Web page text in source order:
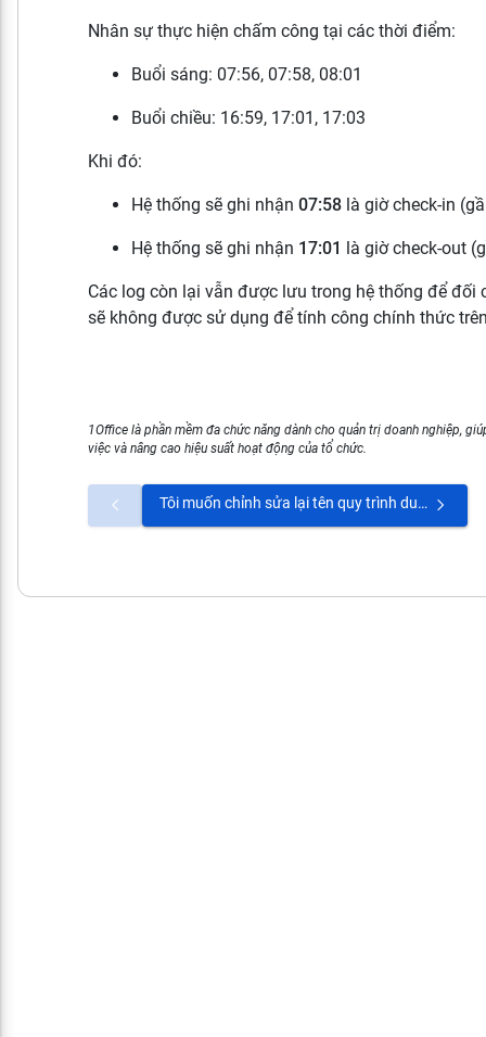
Nhân sự thực hiện chấm công tại các thời điểm:
Buổi sáng: 07:56, 07:58, 08:01
Buổi chiều: 16:59, 17:01, 17:03
Khi đó:
Hệ thống sẽ ghi nhận 07:58 là giờ check-in
Hệ thống sẽ ghi nhận 17:01 là giờ check-out
Các log còn lại vẫn được lưu trong hệ thống để đối
sẽ không được sử dụng để tính công chính thức
1Office là phần mềm đa chức năng dành cho quản trị doanh nghiệp,
việc và nâng cao hiệu suất hoạt động của tổ chức.
Tôi muốn chỉnh sửa lại tên quy trình duyệt thì vào đâu?